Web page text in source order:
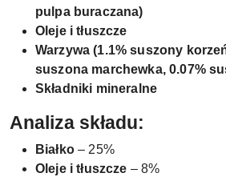
pulpa buraczana)
Oleje i tłuszcze
Warzywa (1.1% suszony
suszona marchewka, 0.07%
Składniki mineralne
Analiza składu:
Białko– 25%
Oleje i tłuszcze – 8%